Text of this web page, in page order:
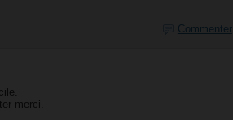
Commenter
merci.